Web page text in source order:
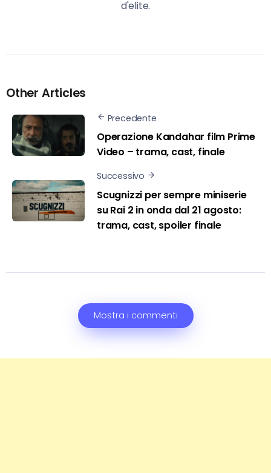
d'elite.
Other Articles
Precedente
Operazione Kandahar film Prime
Video – trama, cast, finale
Successivo
Scugnizzi per sempre miniserie
su Rai 2 in onda dal 21 agosto:
trama, cast, spoiler finale
Mostra i commenti